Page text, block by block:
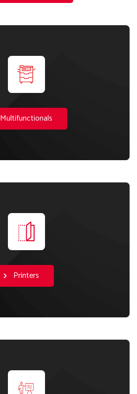
Multifunctionals
Printers